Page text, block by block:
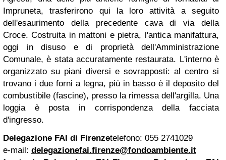
Impruneta, trasferirono qui la loro attività a seguito
dell'esaurimento della precedente cava di via della
Croce. Costruita in mattoni e pietra, l'antica manifattura,
oggi in disuso e di proprietà dell'Amministrazione
Comunale, è stata accuratamente restaurata. L'interno è
organizzato su piani diversi e sovrapposti: al centro si
trovano i due forni a legna, più in basso è il deposito del
combustibile (fascine), presso la rimessa dell'argilla. Una
loggia è posta in corrispondenza della facciata
d'ingresso.
Delegazione FAI di Firenzetelefono: 055 2741029
e-mail: delegazionefai.firenze@fondoambiente.it